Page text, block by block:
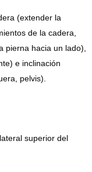
(extender la
de la cadera,
pierna hacia un lado),
e inclinación
pelvis).
superior del